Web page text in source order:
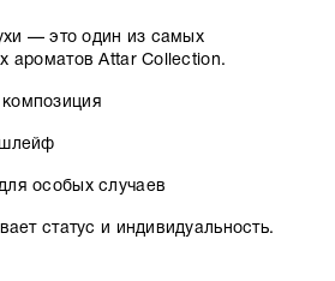
— это один из самых
ароматов Attar Collection.
шлейф
особых случаев
статус и индивидуальность.